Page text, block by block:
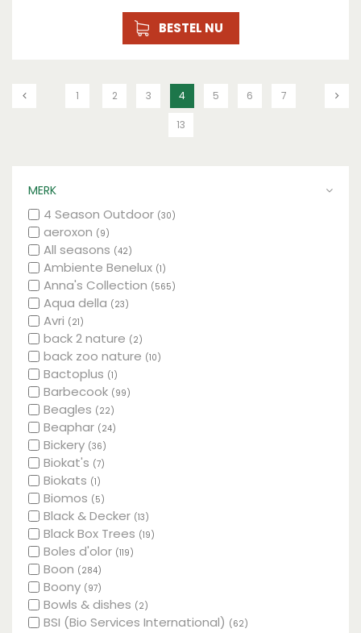
BESTEL NU
1 2 3 4 5 6 7
13
MERK
4 Season Outdoor (30)
aeroxon (9)
All seasons (42)
Ambiente Benelux (1)
Anna's Collection (565)
Aqua della (23)
Avri (21)
back 2 nature (2)
back zoo nature (10)
Bactoplus (1)
Barbecook (99)
Beagles (22)
Beaphar (24)
Bickery (36)
Biokat's (7)
Biokats (1)
Biomos (5)
Black & Decker (13)
Black Box Trees (19)
Boles d'olor (119)
Boon (284)
Boony (97)
Bowls & dishes (2)
BSI (Bio Services International) (62)